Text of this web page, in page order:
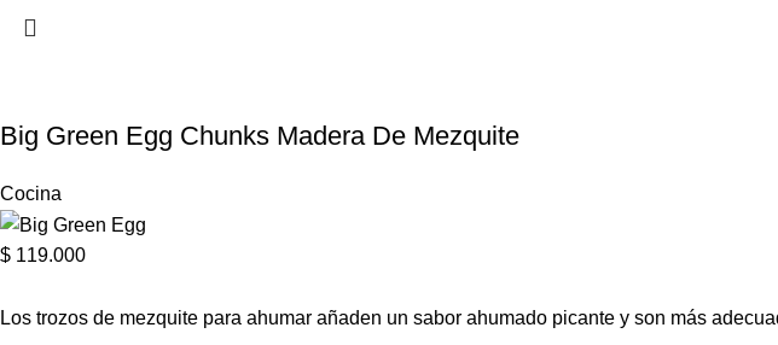
Big Green Egg Chunks Madera De Mezquite
Cocina
$ 119.000
Los trozos de mezquite para ahumar añaden un sabor ahumado picante y son más